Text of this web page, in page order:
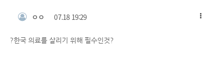
ㅇㅇ 07.18 19:29
?한국 의료를 살리기 위해 필수인것?